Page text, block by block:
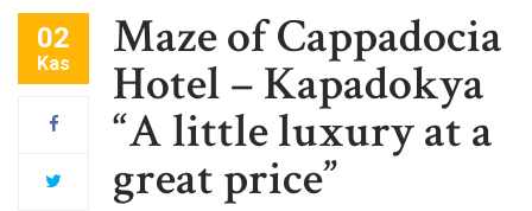
02
Kas Maze of Cappadocia
Hotel – Kapadokya
“A little luxury at a
great price”